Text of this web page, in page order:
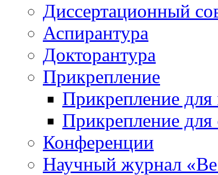
Диссертационный
Аспирантура
Докторантура
Прикрепление
Прикрепление для
Прикрепление для
Конференции
Научный журнал